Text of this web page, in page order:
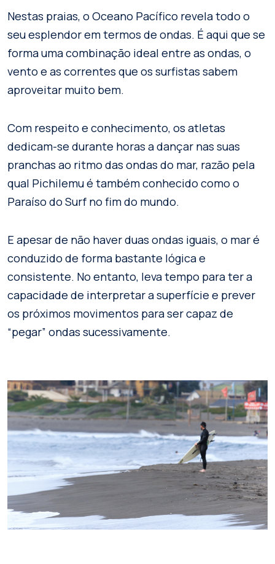
Nestas praias, o Oceano Pacífico revela todo o
seu esplendor em termos de ondas. É aqui que se
forma uma combinação ideal entre as ondas, o
vento e as correntes que os surfistas sabem
aproveitar muito bem.
Com respeito e conhecimento, os atletas
dedicam-se durante horas a dançar nas suas
pranchas ao ritmo das ondas do mar, razão pela
qual Pichilemu é também conhecido como o
Paraíso do Surf no fim do mundo.
E apesar de não haver duas ondas iguais, o mar é
conduzido de forma bastante lógica e
consistente. No entanto, leva tempo para ter a
capacidade de interpretar a superfície e prever
os próximos movimentos para ser capaz de
“pegar” ondas sucessivamente.